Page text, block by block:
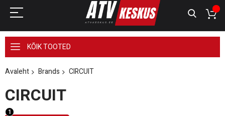
KÕIK TOOTED
Avaleht Brands CIRCUIT
CIRCUIT